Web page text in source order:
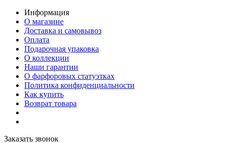
Информация
О магазине
Доставка и самовывоз
Оплата
Подарочная упаковка
О коллекции
Наши гарантии
О фарфоровых статуэтках
Политика конфиденциальности
Как купить
Возврат товара
Заказать звонок